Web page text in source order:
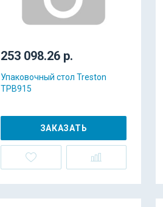
253 098.26 р.
Упаковочный стол Treston
TPB915
ЗАКАЗАТЬ